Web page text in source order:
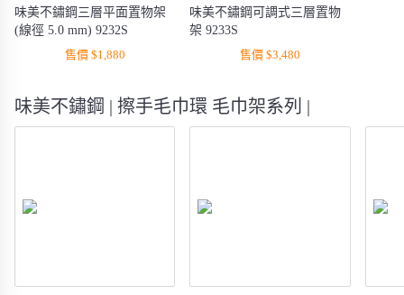
味美不鏽鋼三層平面置物架
(線徑 5.0 mm) 9232S
售價 $1,880
味美不鏽鋼可調式三層置物
架 9233S
售價 $3,480
味美不鏽鋼 | 擦手毛巾環 毛巾架系列 |